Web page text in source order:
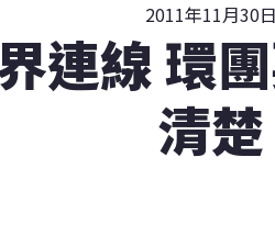
2011年11月30日
連線 環
清楚